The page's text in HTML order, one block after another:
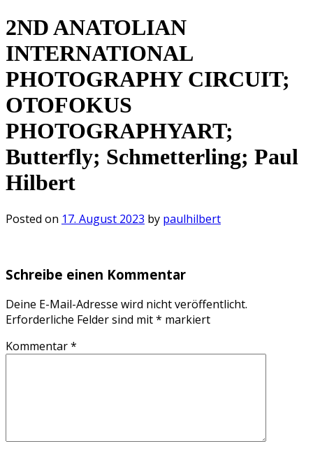
2ND ANATOLIAN
INTERNATIONAL
PHOTOGRAPHY CIRCUIT;
OTOFOKUS
PHOTOGRAPHYART;
Butterfly; Schmetterling; Paul
Hilbert
Posted on 17. August 2023 by paulhilbert
Schreibe einen Kommentar
Deine E-Mail-Adresse wird nicht veröffentlicht.
Erforderliche Felder sind mit* markiert
Kommentar*